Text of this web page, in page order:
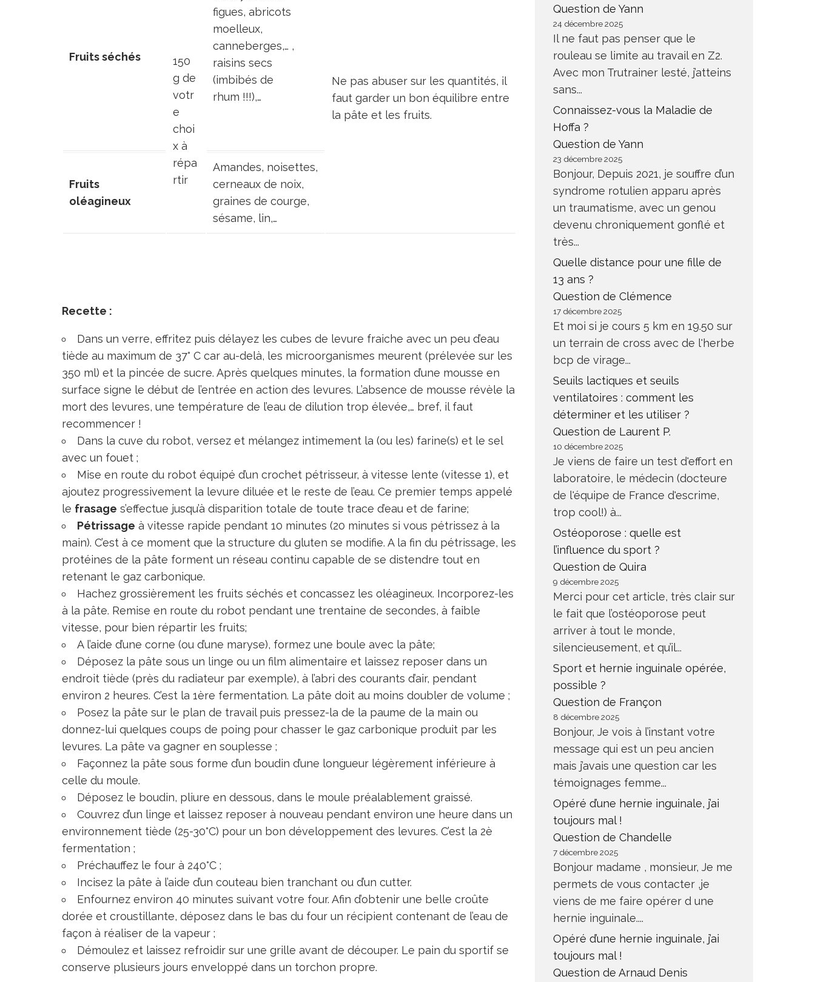
Fruits séchés
150
g de
votr
e
choi
x à
répa
rtir
figues, abricots
moelleux,
canneberges,… ,
raisins secs
(imbibés de
rhum !!!),…
Ne pas abuser sur les quantités, il
faut garder un bon équilibre entre
la pâte et les fruits.
Fruits
oléagineux
Amandes, noisettes,
cerneaux de noix,
graines de courge,
sésame, lin,…
Recette :
Dans un verre, effritez puis délayez les cubes de levure fraiche avec un peu d’eau
tiède au maximum de 37° C car au-delà, les microorganismes meurent (prélevée sur les
350 ml) et la pincée de sucre. Après quelques minutes, la formation d’une mousse en
surface signe le début de l’entrée en action des levures. L’absence de mousse révèle la
mort des levures, une température de l’eau de dilution trop élevée,… bref, il faut
recommencer !
Dans la cuve du robot, versez et mélangez intimement la (ou les) farine(s) et le sel
avec un fouet ;
Mise en route du robot équipé d’un crochet pétrisseur, à vitesse lente (vitesse 1), et
ajoutez progressivement la levure diluée et le reste de l’eau. Ce premier temps appelé
le frasage s’effectue jusqu’à disparition totale de toute trace d’eau et de farine;
Pétrissage à vitesse rapide pendant 10 minutes (20 minutes si vous pétrissez à la
main). C’est à ce moment que la structure du gluten se modifie. A la fin du pétrissage, les
protéines de la pâte forment un réseau continu capable de se distendre tout en
retenant le gaz carbonique.
Hachez grossièrement les fruits séchés et concassez les oléagineux. Incorporez-les
à la pâte. Remise en route du robot pendant une trentaine de secondes, à faible
vitesse, pour bien répartir les fruits;
A l’aide d’une corne (ou d’une maryse), formez une boule avec la pâte;
Déposez la pâte sous un linge ou un film alimentaire et laissez reposer dans un
endroit tiède (près du radiateur par exemple), à l’abri des courants d’air, pendant
environ 2 heures. C’est la 1ère fermentation. La pâte doit au moins doubler de volume ;
Posez la pâte sur le plan de travail puis pressez-la de la paume de la main ou
donnez-lui quelques coups de poing pour chasser le gaz carbonique produit par les
levures. La pâte va gagner en souplesse ;
Façonnez la pâte sous forme d’un boudin d’une longueur légèrement inférieure à
celle du moule.
Déposez le boudin, pliure en dessous, dans le moule préalablement graissé.
Couvrez d’un linge et laissez reposer à nouveau pendant environ une heure dans un
environnement tiède (25-30°C) pour un bon développement des levures. C’est la 2è
fermentation ;
Préchauffez le four à 240°C ;
Incisez la pâte à l’aide d’un couteau bien tranchant ou d’un cutter.
Enfournez environ 40 minutes suivant votre four. Afin d’obtenir une belle croûte
dorée et croustillante, déposez dans le bas du four un récipient contenant de l’eau de
façon à réaliser de la vapeur ;
Démoulez et laissez refroidir sur une grille avant de découper. Le pain du sportif se
conserve plusieurs jours enveloppé dans un torchon propre.
Question de Yann
24 décembre 2025
Il ne faut pas penser que le
rouleau se limite au travail en Z2.
Avec mon Trutrainer lesté, j’atteins
sans...
Connaissez-vous la Maladie de
Hoffa ?
Question de Yann
23 décembre 2025
Bonjour, Depuis 2021, je souffre d’un
syndrome rotulien apparu après
un traumatisme, avec un genou
devenu chroniquement gonflé et
très...
Quelle distance pour une fille de
13 ans ?
Question de Clémence
17 décembre 2025
Et moi si je cours 5 km en 19.50 sur
un terrain de cross avec de l'herbe
bcp de virage...
Seuils lactiques et seuils
ventilatoires : comment les
déterminer et les utiliser ?
Question de Laurent P.
10 décembre 2025
Je viens de faire un test d'effort en
laboratoire, le médecin (docteure
de l'équipe de France d'escrime,
trop cool!) à...
Ostéoporose : quelle est
l’influence du sport ?
Question de Quira
9 décembre 2025
Merci pour cet article, très clair sur
le fait que l’ostéoporose peut
arriver à tout le monde,
silencieusement, et qu’il...
Sport et hernie inguinale opérée,
possible ?
Question de Françon
8 décembre 2025
Bonjour, Je vois à l’instant votre
message qui est un peu ancien
mais j’avais une question car les
témoignages femme...
Opéré d’une hernie inguinale, j’ai
toujours mal !
Question de Chandelle
7 décembre 2025
Bonjour madame , monsieur, Je me
permets de vous contacter ,je
viens de me faire opérer d une
hernie inguinale....
Opéré d’une hernie inguinale, j’ai
toujours mal !
Question de Arnaud Denis